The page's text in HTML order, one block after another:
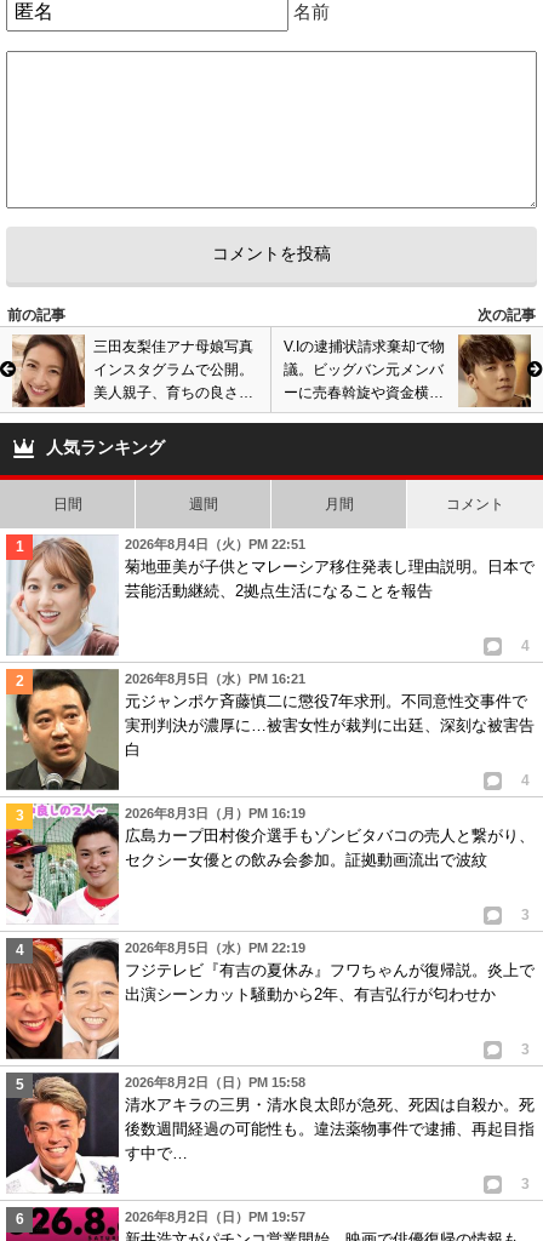
ID:YWQ4Njc3N2
すごい読み辛い。
明らかに批判されるの見越して準備してたな。
3 0
6 匿名 ( 2019年5月20日 9:41 PM ) ID:MWNmMWYzNG
工藤静香の猛プッシュでモデルデビューしたKōki,が親の14光りと批判を浴
びているのは確かだけど、ダレノガレ明美の方が批判が酷いんじゃない
の？静香だったらKōki,に「あの女みたいになっちゃダメ！」。目立ちたが
り屋ではあるけれど、いざとなれば・・・。
1 1
匿名 ( 2019年5月22日 2:37 AM )
こういう人って最終的に、自分は発達障害でした!だから性格悪いんじゃな
くてつい言ってしまっただけなの！とか言ってきそう。最近自称発達障害
増えてるし。お手軽障害。
8 匿名 ( 2022年2月10日 1:46 AM ) ID:MWI0MGYwYj
笑とか付けてる時点でただの疑問じゃなくて小馬鹿にしてる証拠。
お互い友人だと思ってないでしょ。
名前
前の記事
次の記事
三田友梨佳アナ母娘写真
インスタグラムで公開。
美人親子、育ちの良さが
溢れ出てると反響。画像
あり
V.Iの逮捕状請求棄却で物
議。ビッグバン元メンバ
ーに売春斡旋や資金横領
疑惑も警察の失態で捕ま
人気ランキング
日間 週間 月間 コメント
2026年8月4日（火）PM 22:51
菊地亜美が子供とマレーシア移住発表し理由説明。日本で
芸能活動継続、2拠点生活になることを報告
4
2026年8月5日（水）PM 16:21
元ジャンポケ斉藤慎二に懲役7年求刑。不同意性交事件で
実刑判決が濃厚に…被害女性が裁判に出廷、深刻な被害告
白
4
2026年8月3日（月）PM 16:19
広島カープ田村俊介選手もゾンビタバコの売人と繋がり、
セクシー女優との飲み会参加。証拠動画流出で波紋
3
2026年8月5日（水）PM 22:19
フジテレビ『有吉の夏休み』フワちゃんが復帰説。炎上で
出演シーンカット騒動から2年、有吉弘行が匂わせか
3
2026年8月2日（日）PM 15:58
清水アキラの三男・清水良太郎が急死、死因は自殺か。死
後数週間経過の可能性も。違法薬物事件で逮捕、再起目指
す中で…
3
2026年8月2日（日）PM 19:57